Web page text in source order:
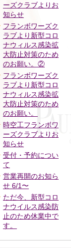
ーズクラブよりお
知らせ
フランボワーズク
ラブより新型コロ
ナウィルス感染拡
大防止対策のため
のお願い。②
フランボワーズク
ラブより新型コロ
ナウィルス感染拡
大防止対策のため
のお願い。
時空工フランボワ
ーズクラブよりお
知らせ
受付・予約につい
て
営業再開のお知ら
せ 6/1〜
ただ今、新型コロ
ナウイルス感染防
止のため休業中で
す。